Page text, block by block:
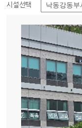
시설선택